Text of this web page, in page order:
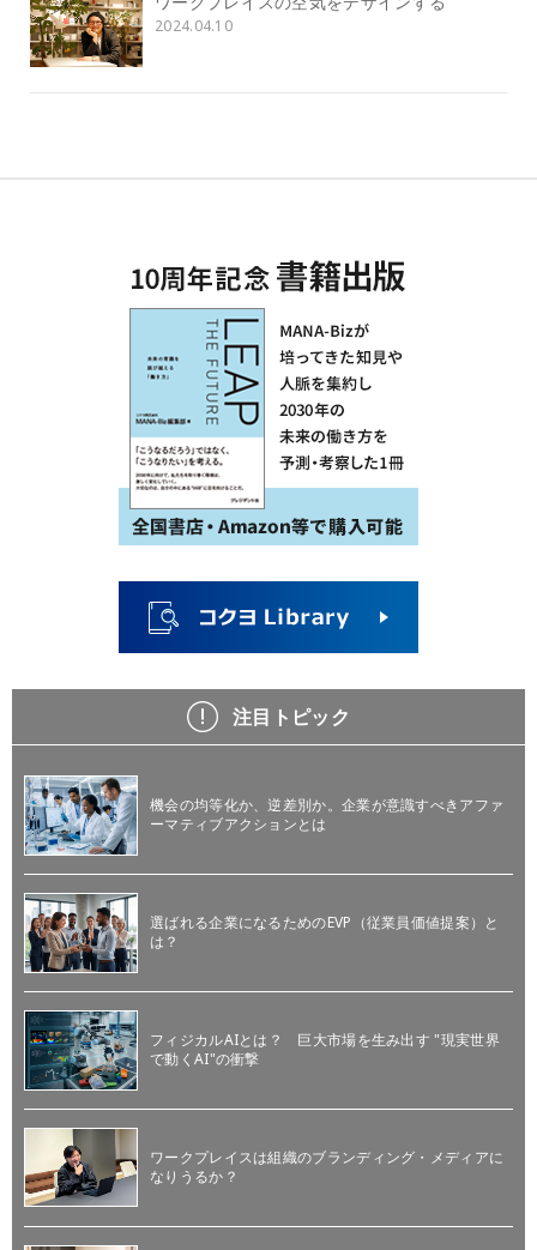
2024.04.10
注目トピック
機会の均等化か、逆差別か。企業が意識すべきアファ
ーマティブアクションとは
選ばれる企業になるためのEVP（従業員価値提案）と
は？
フィジカルAIとは？ 巨大市場を生み出す "現実世界
で動くAI"の衝撃
ワークプレイスは組織のブランディング・メディアに
なりうるか？